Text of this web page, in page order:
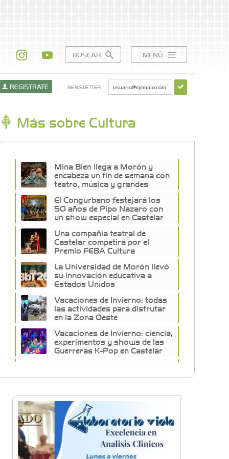
BUSCAR MENÚ
REGISTRATE NEWSLETTER
Más sobre Cultura
Mina Bien llega a Morón y
encabeza un fin de semana con
teatro, música y grandes
El Congurbano festejará los
50 años de Pipo Nazaro con
un show especial en Castelar
Una compañía teatral de
Castelar competirá por el
Premio FEBA Cultura
La Universidad de Morón llevó
su innovación educativa a
Estados Unidos
Vacaciones de Invierno: todas
las actividades para disfrutar
en la Zona Oeste
Vacaciones de Invierno: ciencia,
experimentos y shows de las
Guerreras K-Pop en Castelar
cumple 39 años y lo festejará
Sexo, deseo y vínculos: La Lic.
Cecilia Ce llega a Morón con
"Encendé tu motor"
Silvia Villalba presentó Caudal
Interno: "Tiene que ver con el
mensaje que quiero entregar